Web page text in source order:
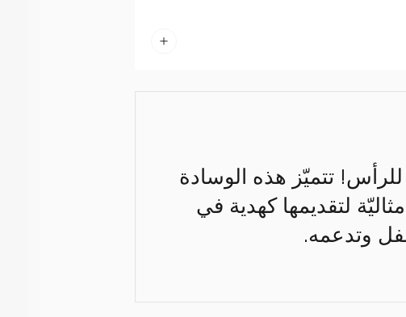
الراحة مع وسادة كلاود 9 الداعمة للرأس! تتميّز هذه الوسادة
لتقديمها كهدية في
وتدعمه.